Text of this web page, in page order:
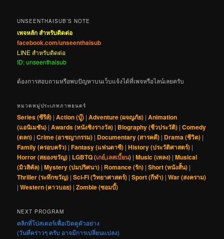
UNSEENTHAISUB’S NOTE
เพจหลัก สำหรับติดต่อ
facebook.com/unseenthaisub
LINE สำหรับติดต่อ
ID: unseenthaisub
ต้องการสอบถามหรือพบปัญหาบนเว็บแจ้งได้ที่เพจหรือไลน์เลยครับ
หมวดหมู่ประเภทภาพยนตร์
Series (ซีรีส์) |Action (บู๊) |Adventure (ผจญภัย) |Animation
(แอนิเมชัน) |Awards (หนังชิงรางวัล) | Biography (ชีวประวัติ) |Comedy
(ตลก) |Crime (อาชญากรรม) | Documentary (สารคดี) | Drama (ชีวิต) |
Family (ครอบครัว) |Fantasy (แฟนตาซี) |History (ประวัติศาสตร์) |
Horror (สยองขวัญ) | LGBTQ (เกย์,เลสเบี้ยน) |Music (เพลง) |Musical
(มิวสิคัล) |Mystery (ปมปริศนา) | Romance (รัก) |Short (หนังสั้น) |
Thriller (ระทึกขวัญ) |Sci-Fi (วิทยาศาสตร์) |Sport (กีฬา) |War (สงคราม)
|Western (คาวบอย) |Zombie (ซอมบี้)
NEXT PROGRAM
คลิกที่โปสเตอร์เพื่อเปิดดูตัวอย่าง
(วันที่คร่าวๆ ครับ อาจมีการเปลี่ยนแปลง)